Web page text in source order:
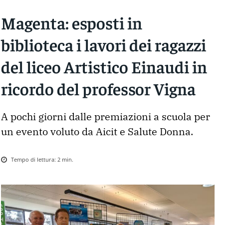
Magenta: esposti in
biblioteca i lavori dei ragazzi
del liceo Artistico Einaudi in
ricordo del professor Vigna
A pochi giorni dalle premiazioni a scuola per
un evento voluto da Aicit e Salute Donna.
Tempo di lettura: 2min.